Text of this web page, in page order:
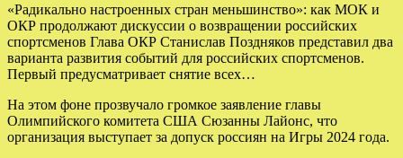
«Радикально настроенных стран меньшинство»: как МОК и
ОКР продолжают дискуссии о возвращении российских
спортсменов Глава ОКР Станислав Поздняков представил два
варианта развития событий для российских спортсменов.
Первый предусматривает снятие всех…
На этом фоне прозвучало громкое заявление главы
Олимпийского комитета США Сюзанны Лайонс, что
организация выступает за допуск россиян на Игры 2024 года.